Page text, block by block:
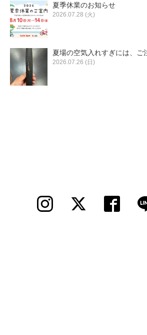
夏季休業のお知らせ
2026.07.28 (火)
夏場の空気入れすぎには、ご
2026.07.26 (日)